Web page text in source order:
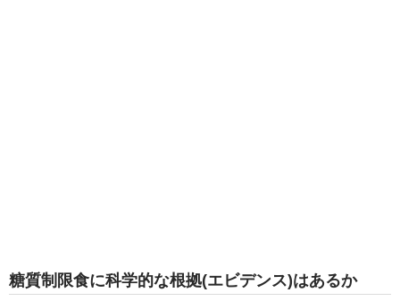
糖質制限食に科学的な根拠(エビデンス)はあるか